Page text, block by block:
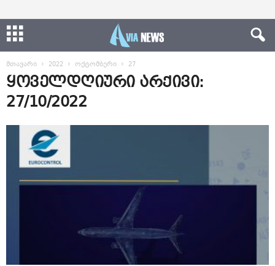
მთავარი 2022 ოქტომბერი 27
ყოველდღიური არქივი:
27/10/2022